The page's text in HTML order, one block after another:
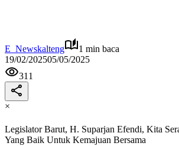
E_Newskalteng
1 min baca
19/02/202505/05/2025
311
×
Legislator Barut, H. Suparjan Efendi, Kita
Yang Baik Untuk Kemajuan Bersama